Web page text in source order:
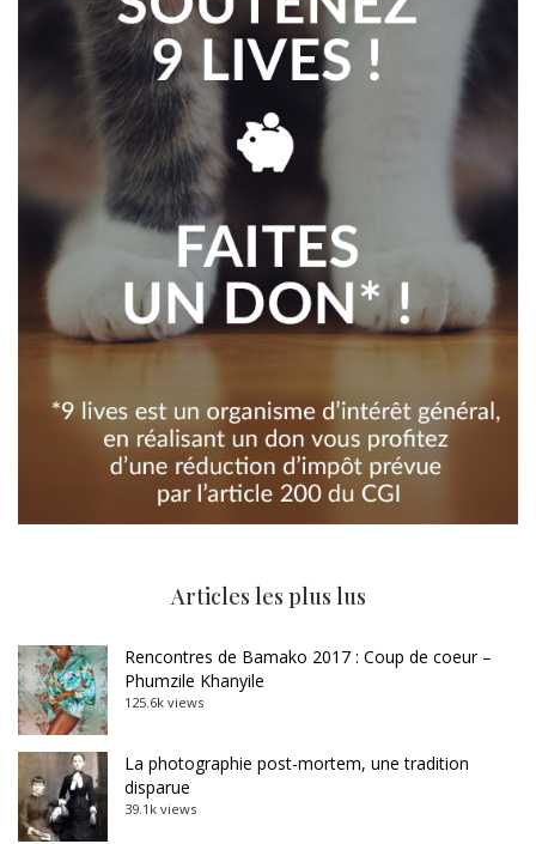
Articles les plus lus
Rencontres de Bamako 2017 : Coup de coeur –
Phumzile Khanyile
125.6k views
La photographie post-mortem, une tradition
disparue
39.1k views